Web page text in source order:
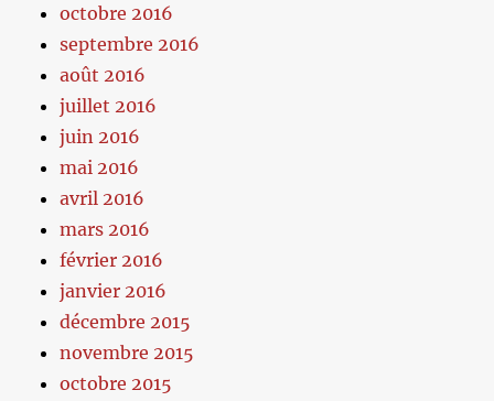
octobre 2016
septembre 2016
août 2016
juillet 2016
juin 2016
mai 2016
avril 2016
mars 2016
février 2016
janvier 2016
décembre 2015
novembre 2015
octobre 2015